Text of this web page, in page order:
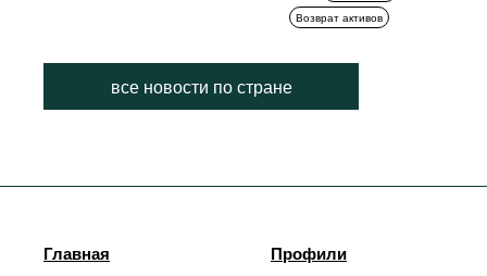
Возврат активов
все новости по стране
Главная Профили